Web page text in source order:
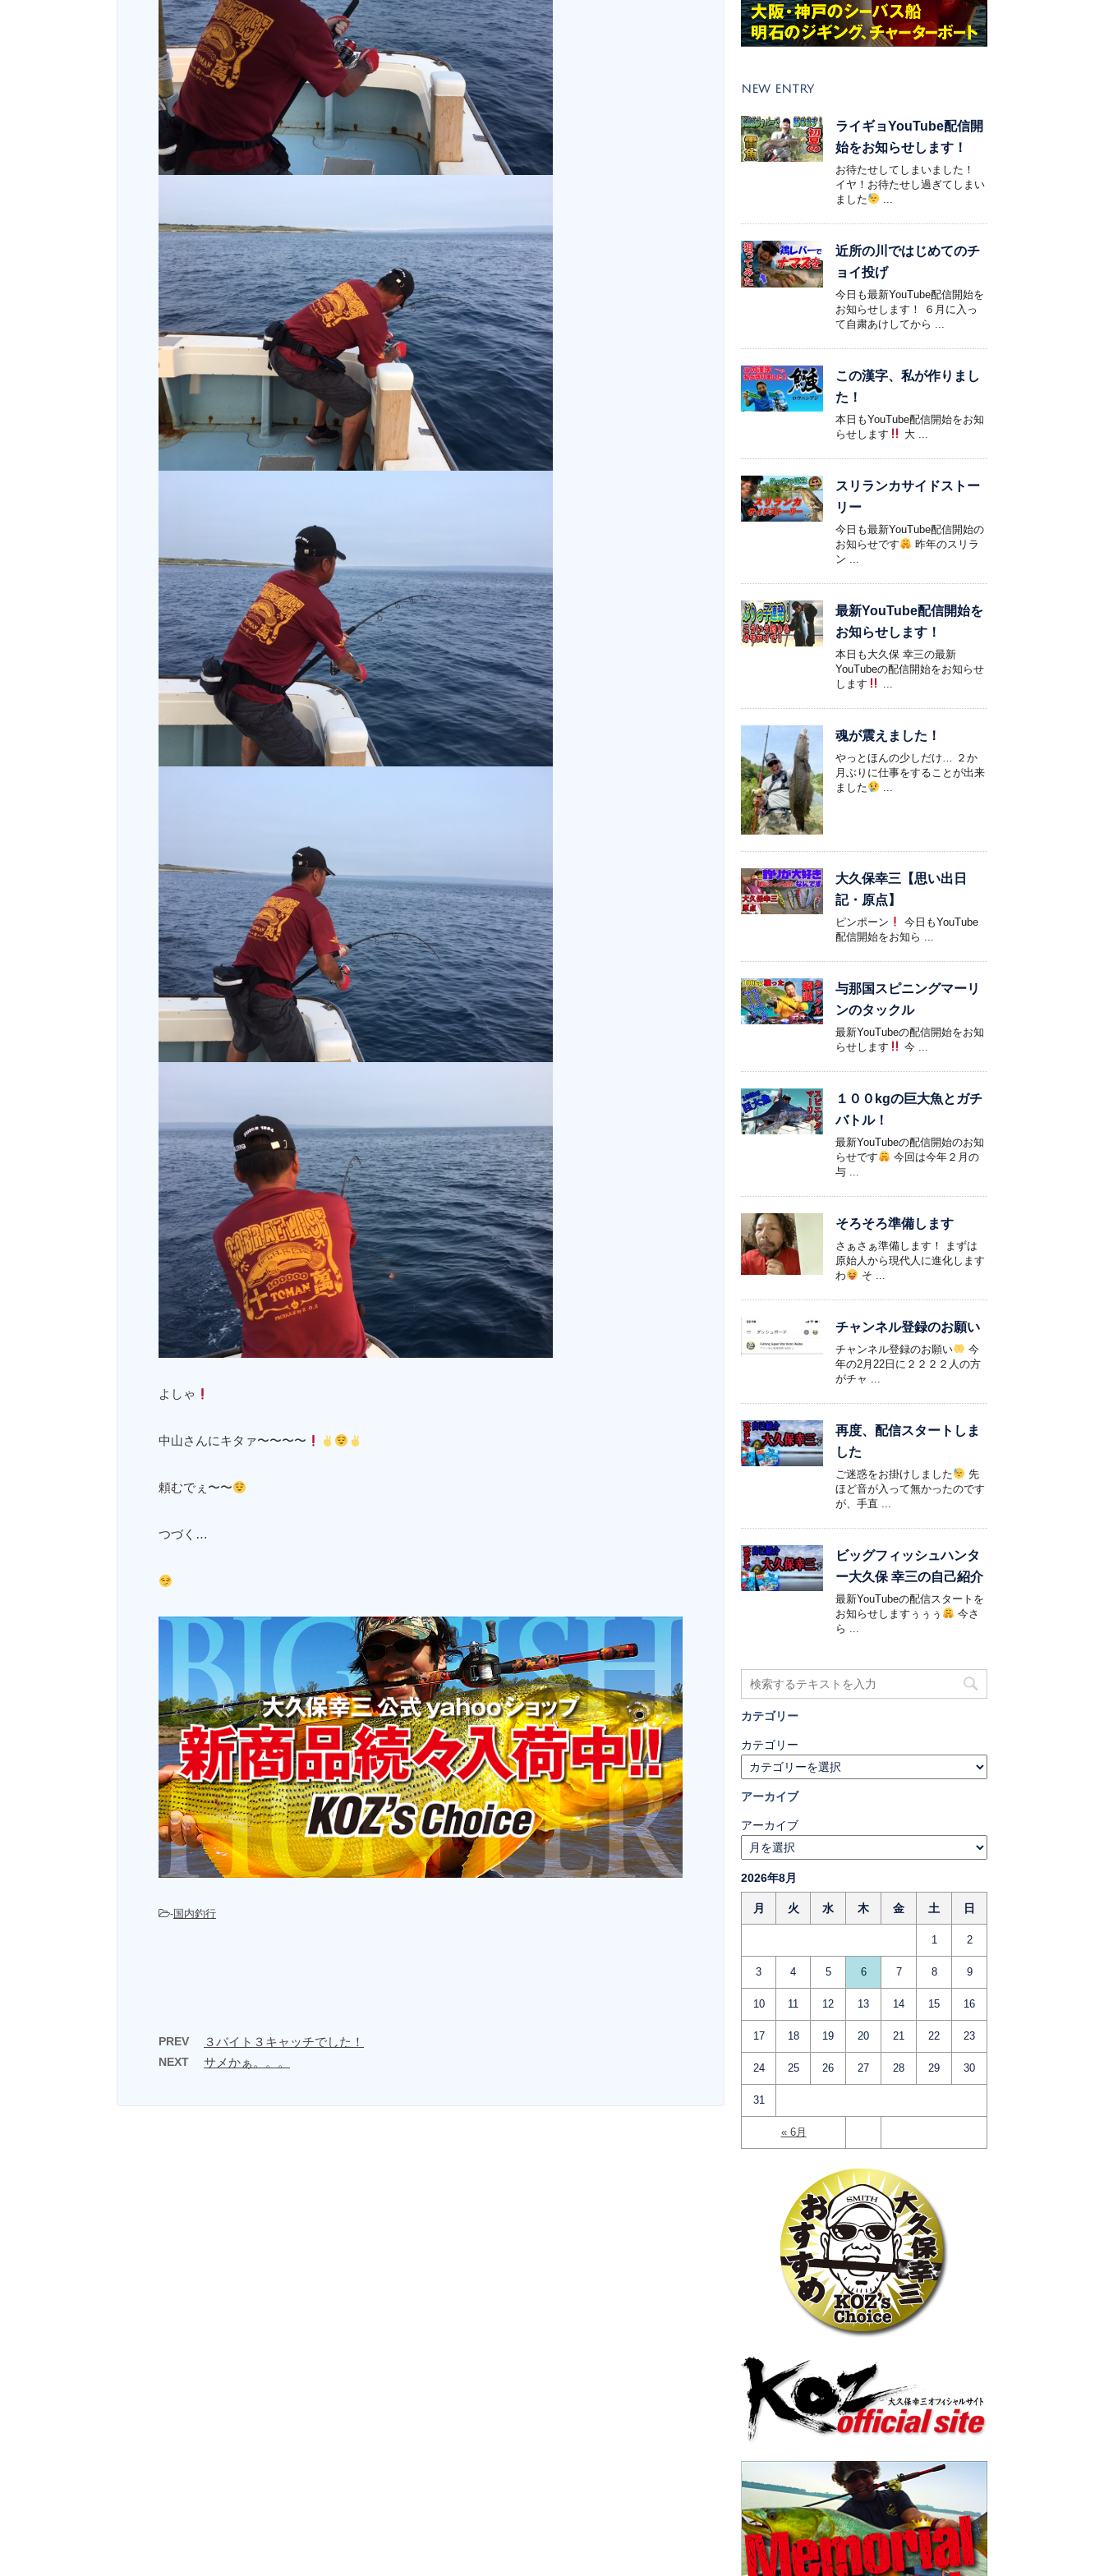
よしゃ
中山さんにキタァ〜〜〜〜
頼むでぇ〜〜
つづく…
-国内釣行
PREV ３バイト３キャッチでした！
NEXT サメかぁ。。。
NEW ENTRY
ライギョYouTube配信開
始をお知らせします！
お待たせしてしまいました！
イヤ！お待たせし過ぎてしまい
ました
...
近所の川ではじめてのチ
ョイ投げ
今日も最新YouTube配信開始を
お知らせします！ ６月に入っ
て自粛あけしてから ...
この漢字、私が作りまし
た！
本日もYouTube配信開始をお知
らせします
大 ...
スリランカサイドストー
リー
今日も最新YouTube配信開始の
お知らせです
昨年のスリラ
ン ...
最新YouTube配信開始を
お知らせします！
本日も大久保 幸三の最新
YouTubeの配信開始をお知らせ
します
...
魂が震えました！
やっとほんの少しだけ… ２か
月ぶりに仕事をすることが出来
ました
...
大久保幸三【思い出日
記・原点】
ピンポーン
今日もYouTube
配信開始をお知ら ...
与那国スピニングマーリ
ンのタックル
最新YouTubeの配信開始をお知
らせします
今 ...
１００kgの巨大魚とガチ
バトル！
最新YouTubeの配信開始のお知
らせです
今回は今年２月の
与 ...
そろそろ準備します
さぁさぁ準備します！ まずは
原始人から現代人に進化します
わ
そ ...
チャンネル登録のお願い
チャンネル登録のお願い
今
年の2月22日に２２２２人の方
がチャ ...
再度、配信スタートしま
した
ご迷惑をお掛けしました
先
ほど音が入って無かったのです
が、手直 ...
ビッグフィッシュハンタ
ー大久保 幸三の自己紹介
最新YouTubeの配信スタートを
お知らせしますぅぅぅ
今さ
ら ...
カテゴリー
カテゴリー
アーカイブ
アーカイブ
2026年8月
月 火 水 木 金 土 日
« 6月
1 2
3 4 5 6 7 8 9
10 11 12 13 14 15 16
17 18 19 20 21 22 23
24 25 26 27 28 29 30
31